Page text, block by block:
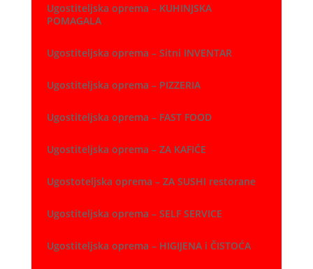
Ugostiteljska oprema – KUHINJSKA
POMAGALA
Ugostiteljska oprema – Sitni INVENTAR
Ugostiteljska oprema – PIZZERIA
Ugostiteljska oprema – FAST FOOD
Ugostiteljska oprema – ZA KAFIĆE
Ugostoteljska oprema – ZA SUSHI restorane
Ugostiteljska oprema – SELF SERVICE
Ugostiteljska oprema – HIGIJENA i ČISTOĆA